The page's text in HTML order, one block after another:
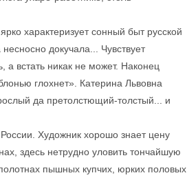
характеризует сонный быт русской
докучала... Чувствует
а встать никак не может. Наконец
глохнет». Катерина Львовна
да претолстющий-толстый... и
Художник хорошо знает цену
здесь нетрудно уловить тончайшую
пышных купчих, юрких половых